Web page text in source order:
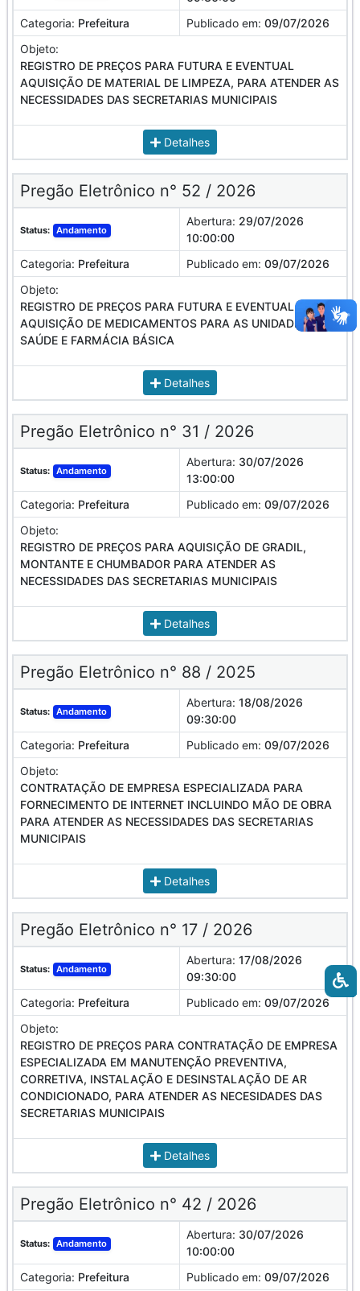
Categoria: Prefeitura Publicado em: 09/07/2026
Objeto:
REGISTRO DE PREÇOS PARA FUTURA E EVENTUAL
AQUISIÇÃO DE MATERIAL DE LIMPEZA, PARA ATENDER AS
NECESSIDADES DAS SECRETARIAS MUNICIPAIS
Detalhes
Pregão Eletrônico n° 52 / 2026
Status: Andamento
Abertura: 29/07/2026
10:00:00
Categoria: Prefeitura Publicado em: 09/07/2026
Objeto:
REGISTRO DE PREÇOS PARA FUTURA E EVENTUAL
AQUISIÇÃO DE MEDICAMENTOS PARA AS UNIDADES DE
SAÚDE E FARMÁCIA BÁSICA
Detalhes
Pregão Eletrônico n° 31 / 2026
Status: Andamento
Abertura: 30/07/2026
13:00:00
Categoria: Prefeitura Publicado em: 09/07/2026
Objeto:
REGISTRO DE PREÇOS PARA AQUISIÇÃO DE GRADIL,
MONTANTE E CHUMBADOR PARA ATENDER AS
NECESSIDADES DAS SECRETARIAS MUNICIPAIS
Detalhes
Pregão Eletrônico n° 88 / 2025
Status: Andamento
Abertura: 18/08/2026
09:30:00
Categoria: Prefeitura Publicado em: 09/07/2026
Objeto:
CONTRATAÇÃO DE EMPRESA ESPECIALIZADA PARA
FORNECIMENTO DE INTERNET INCLUINDO MÃO DE OBRA
PARA ATENDER AS NECESSIDADES DAS SECRETARIAS
MUNICIPAIS
Detalhes
Pregão Eletrônico n° 17 / 2026
Status: Andamento
Abertura: 17/08/2026
09:30:00
Categoria: Prefeitura Publicado em: 09/07/2026
Objeto:
REGISTRO DE PREÇOS PARA CONTRATAÇÃO DE EMPRESA
ESPECIALIZADA EM MANUTENÇÃO PREVENTIVA,
CORRETIVA, INSTALAÇÃO E DESINSTALAÇÃO DE AR
CONDICIONADO, PARA ATENDER AS NECESIDADES DAS
SECRETARIAS MUNICIPAIS
Detalhes
Pregão Eletrônico n° 42 / 2026
Status: Andamento
Abertura: 30/07/2026
10:00:00
Categoria: Prefeitura Publicado em: 09/07/2026